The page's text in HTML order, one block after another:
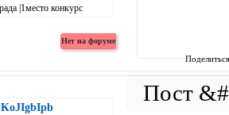
KoJIgbIpb